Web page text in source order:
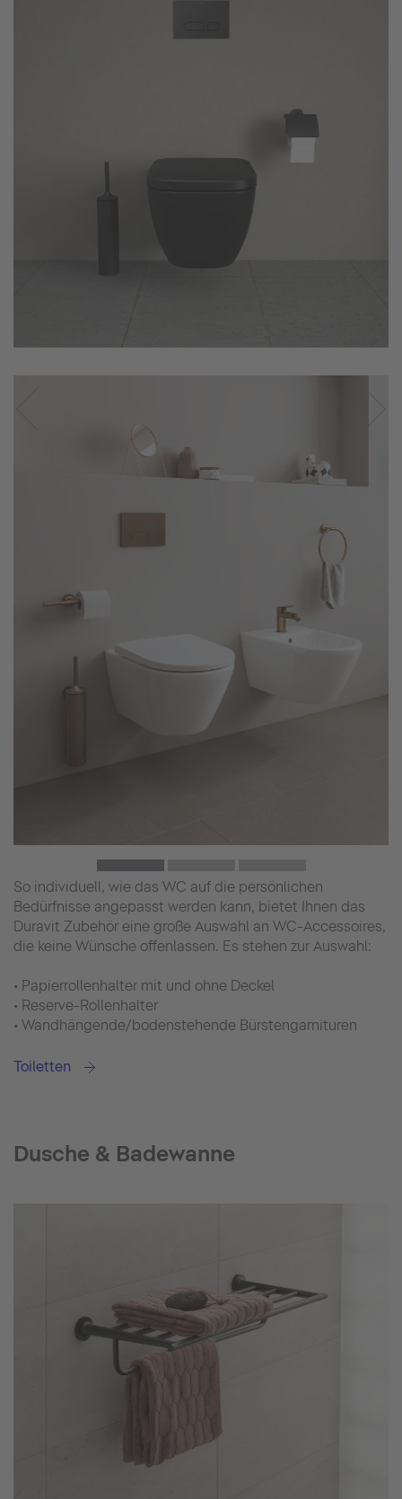
So individuell, wie das WC auf die persönlichen
Bedürfnisse angepasst werden kann, bietet Ihnen das
Duravit Zubehör eine große Auswahl an WC-Accessoires,
die keine Wünsche offenlassen. Es stehen zur Auswahl:
• Papierrollenhalter mit und ohne Deckel
• Reserve-Rollenhalter
• Wandhängende/bodenstehende Bürstengarnituren
Toiletten
Dusche & Badewanne